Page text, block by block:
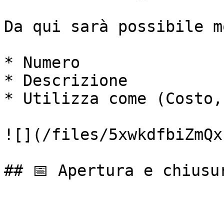
Da qui sarà possibile
* Numero
* Descrizione
* Utilizza come
![](/files/
## 📅 Apertura e